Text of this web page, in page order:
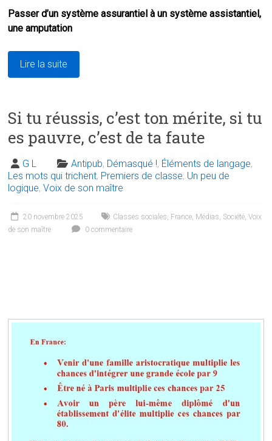
Passer d’un système assurantiel à un système assistantiel,
une amputation
Lire la suite
Si tu réussis, c’est ton mérite, si tu
es pauvre, c’est de ta faute
G L Antipub, Démasqué !, Éléments de langage,
Les mots qui trichent, Premiers de classe, Un peu de
logique,Voix de son maître
20 novembre 2025 Classes sociales France Médias Société ,Voix
de son maître
0 commentaire